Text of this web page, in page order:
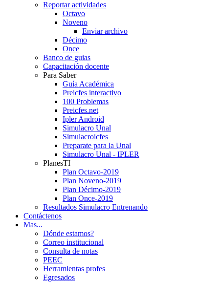
Reportar actividades
Octavo
Noveno
Enviar archivo
Décimo
Once
Banco de guias
Capacitación docente
Para Saber
Guía Académica
Preicfes interactivo
100 Problemas
Preicfes.net
Ipler Android
Simulacro Unal
Simulacroicfes
Preparate para la Unal
Simulacro Unal - IPLER
PlanesTI
Plan Octavo-2019
Plan Noveno-2019
Plan Décimo-2019
Plan Once-2019
Resultados Simulacro Entrenando
Contáctenos
Mas...
Dónde estamos?
Correo institucional
Consulta de notas
PEEC
Herramientas profes
Egresados